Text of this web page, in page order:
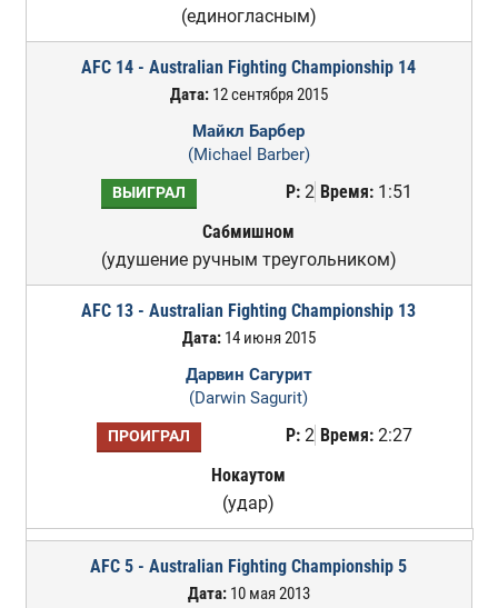
(единогласным)
AFC 14 - Australian Fighting Championship 14
Дата:12 сентября 2015
Майкл Барбер
(Michael Barber)
ВЫИГРАЛ Р:2 Время:1:51
Сабмишном
(удушение ручным треугольником)
AFC 13 - Australian Fighting Championship 13
Дата:14 июня 2015
Дарвин Сагурит
(Darwin Sagurit)
ПРОИГРАЛ Р:2 Время:2:27
Нокаутом
(удар)
AFC 5 - Australian Fighting Championship 5
Дата:10 мая 2013